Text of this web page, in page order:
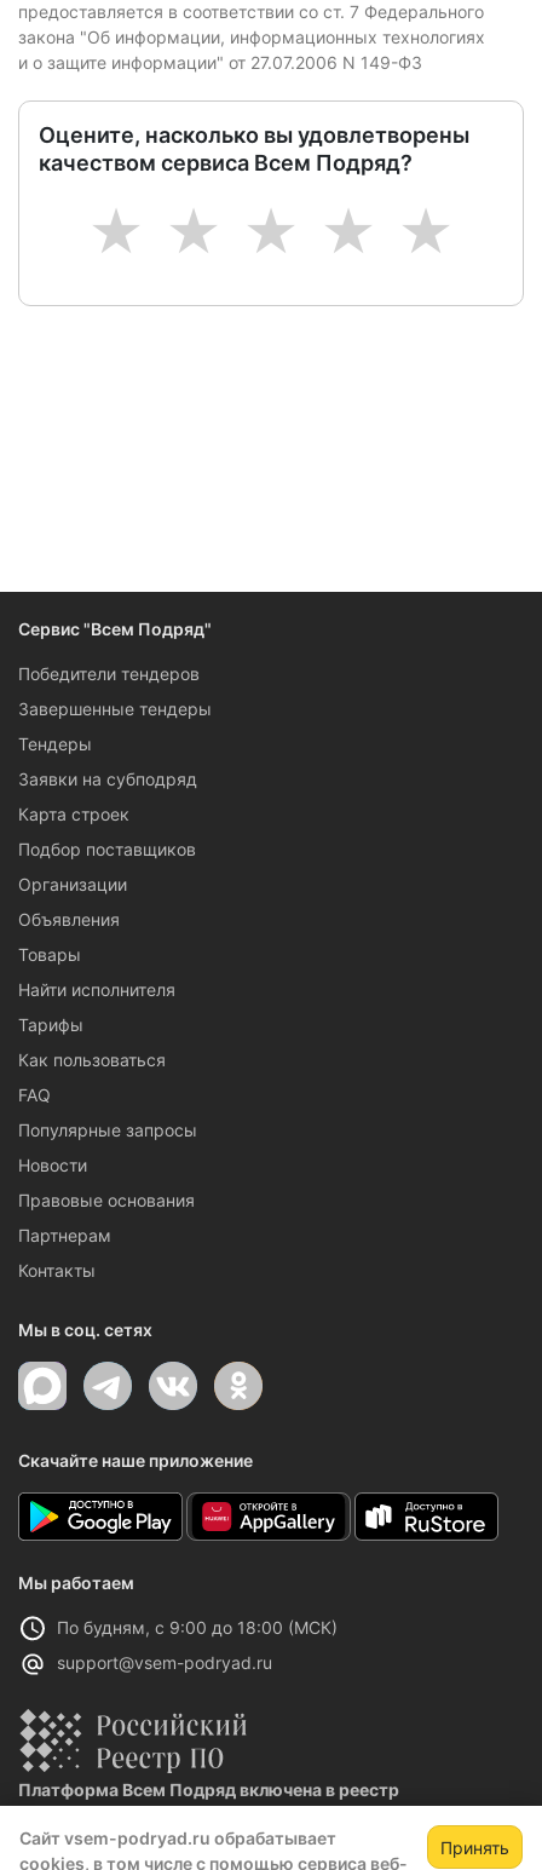
Сайт vsem-podryad.ru обрабатывает
cookies, в том числе с помощью сервиса веб-
Принять
предоставляется в соответствии со ст. 7 Федерального
закона "Об информации, информационных технологиях
и о защите информации" от 27.07.2006 N 149-ФЗ
Оцените, насколько вы удовлетворены
качеством сервиса Всем Подряд?
5
4
3
2
1
Сервис "Всем Подряд"
Победители тендеров
Завершенные тендеры
Тендеры
Заявки на субподряд
Карта строек
Подбор поставщиков
Организации
Объявления
Товары
Найти исполнителя
Тарифы
Как пользоваться
FAQ
Популярные запросы
Новости
Правовые основания
Партнерам
Контакты
Мы в соц. сетях
Скачайте наше приложение
Мы работаем
По будням, с 9:00 до 18:00 (МСК)
support@vsem-podryad.ru
Платформа Всем Подряд включена в реестр
Реестровая запись №32021 от 06.02.2026